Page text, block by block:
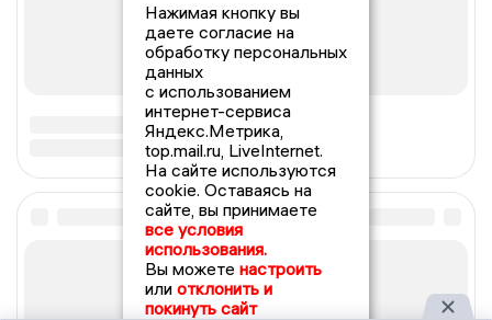
Нажимая кнопку вы
даете согласие на
обработку персональных
данных
с использованием
интернет-сервиса
Яндекс.Метрика,
top.mail.ru, LiveInternet.
На сайте используются
cookie. Оставаясь на
сайте, вы принимаете
все условия
использования.
Вы можете настроить
или отклонить и
покинуть сайт